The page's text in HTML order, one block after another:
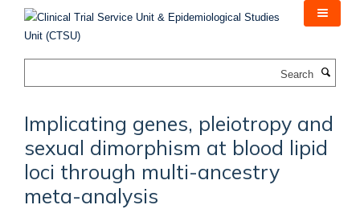
Implicating genes, pleiotropy and
sexual dimorphism at blood lipid
loci through multi-ancestry
meta-analysis